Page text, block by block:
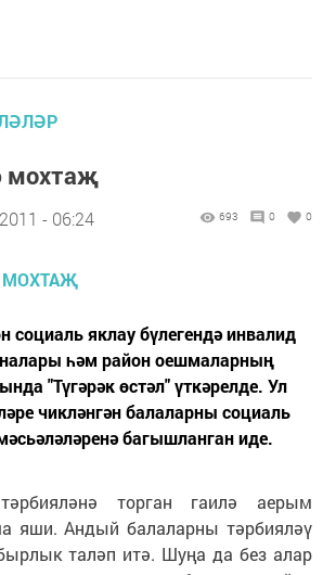
мохтаҗ
- 06:24 693 0 0
социаль яклау бүлегендә инвалид
һәм район оешмаларның
"Түгәрәк өстәл" үткәрелде. Ул
чикләнгән балаларны социаль
багышланган иде.
торган гаилә аерым
яши. Андый балаларны тәрбияләү
таләп итә. Шуңа да без алар